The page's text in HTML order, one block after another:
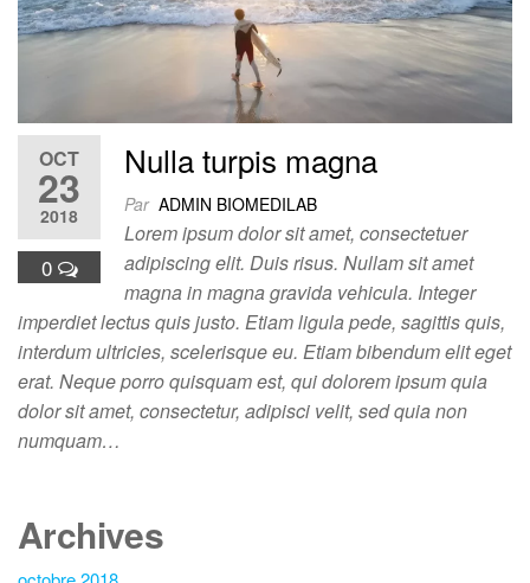
OCT
23
2018
0
Nulla turpis magna
Par ADMIN BIOMEDILAB
Lorem ipsum dolor sit amet, consectetuer
adipiscing elit. Duis risus. Nullam sit amet
magna in magna gravida vehicula. Integer
imperdiet lectus quis justo. Etiam ligula pede, sagittis quis,
interdum ultricies, scelerisque eu. Etiam bibendum elit eget
erat. Neque porro quisquam est, qui dolorem ipsum quia
dolor sit amet, consectetur, adipisci velit, sed quia non
numquam…
Archives